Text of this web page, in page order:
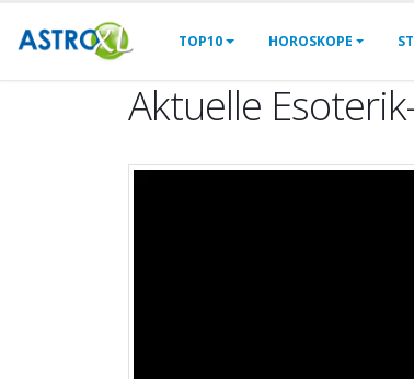
TOP10 HOROSKOPE
Aktuelle